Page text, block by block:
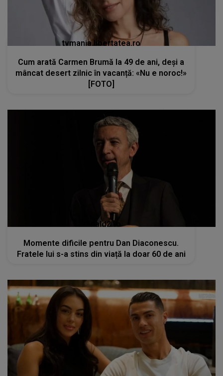
tvmania.libertatea.ro
Cum arată Carmen Brumă la 49 de ani, deși a
mâncat desert zilnic în vacanță: «Nu e noroc!»
[FOTO]
kanald2.ro
Momente dificile pentru Dan Diaconescu.
Fratele lui s-a stins din viață la doar 60 de ani